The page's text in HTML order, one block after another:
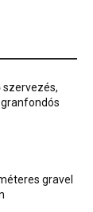
szervezés,
gravel